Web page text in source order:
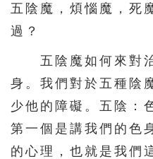
五陰魔，煩惱魔，死
過？
五陰魔如何來對治
身。我們對於五種陰
少他的障礙。五陰：
第一個是講我們的色
的心理，也就是我們